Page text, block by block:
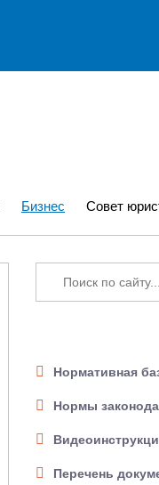
Бизнес Совет
Нормативная
Нормы
Перечень